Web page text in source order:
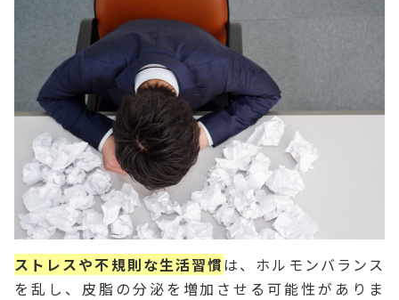
ストレスや不規則な生活習慣は、ホルモンバランス
を乱し、皮脂の分泌を増加させる可能性がありま